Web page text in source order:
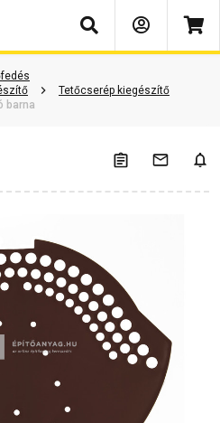
Keresés
Tetőcserép kiegészítő
barna
és válaszok Kapcsolódó cikkek